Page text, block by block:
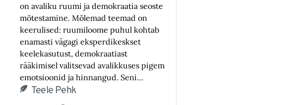
on avaliku ruumi ja demokraatia seoste
mõtestamine. Mõlemad teemad on
keerulised: ruumiloome puhul kohtab
enamasti vägagi eksperdikeskset
keelekasutust, demokraatiast
rääkimisel valitsevad avalikkuses pigem
emotsioonid ja hinnangud. Seni…
Teele Pehk